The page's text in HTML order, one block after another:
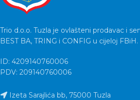
Trio d.o.o. Tuzla je ovlašteni prodavac i
BEST BA, TRING i CONFIG u cijeloj FBiH.
ID: 4209140760006
PDV: 209140760006
Izeta Sarajlića bb, 75000 Tuzla